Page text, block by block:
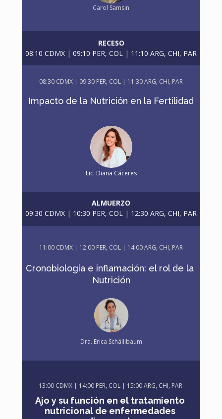
Carol Samsin
RECESO
08:10 CDMX | 09:10 PER, COL | 11:10 ARG, CHI, PAR
Impacto de la Nutrición en la Fertilidad
Lic. Diana Cáceres
08:30 CDMX | 09:30 PER, COL | 11:30 ARG, CHI, PAR
ALMUERZO
09:30 CDMX | 10:30 PER, COL | 12:30 ARG, CHI, PAR
Cronobiología e inflamación: el rol de la
Nutrición
Dra. Erica Schällibaum
11:00 CDMX | 12:00 PER, COL | 14:00 ARG, CHI, PAR
Ajo y su función en el tratamiento
nutricional de enfermedades
13:00 CDMX | 14:00 PER, COL | 15:00 ARG, CHI, PAR